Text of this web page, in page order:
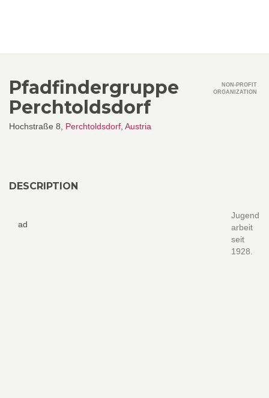
Pfadfindergruppe
Perchtoldsdorf
Hochstraße 8, Perchtoldsdorf Austria
NON-PROFIT
ORGANIZATION
DESCRIPTION
ad
Jugend
arbeit
seit
1928.